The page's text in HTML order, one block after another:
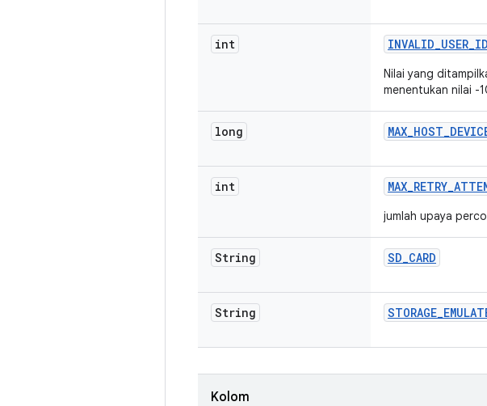
int INVALID_USER_ID
Nilai yang
menentukan nilai -
long MAX_HOST_
int MAX_RETRY_
jumlah upaya
String SD_CARD
String STORAGE_
Kolom